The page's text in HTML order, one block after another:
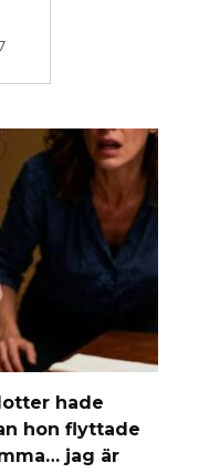
hade
hon flyttade
jag är